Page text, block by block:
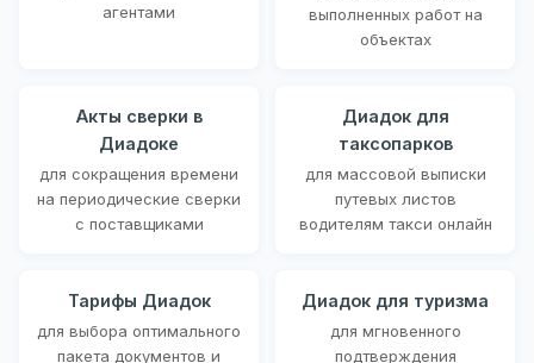
агентами
выполненных работ на
объектах
Акты сверки в
Диадоке
для сокращения времени
на периодические сверки
с поставщиками
Диадок для
таксопарков
для массовой выписки
путевых листов
водителям такси онлайн
Тарифы Диадок
для выбора оптимального
пакета документов и
Диадок для туризма
для мгновенного
подтверждения